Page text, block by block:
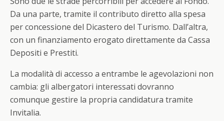
Da una parte, tramite il contributo diretto alla spesa
per concessione del Dicastero del Turismo. Dall’altra,
con un finanziamento erogato direttamente da Cassa
Depositi e Prestiti.
La modalità di accesso a entrambe le agevolazioni non
cambia: gli albergatori interessati dovranno
comunque gestire la propria candidatura tramite
Invitalia.